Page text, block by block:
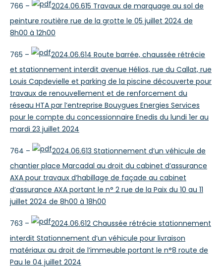
766 –
2024.06.615 Travaux de marquage au sol de
peinture routière rue de la grotte le 05 juillet 2024 de
8h00 à 12h00
765 –
2024.06.614 Route barrée, chaussée rétrécie
et stationnement interdit avenue Hélios, rue du Callat, rue
Louis Capdevielle et parking de la piscine découverte pour
travaux de renouvellement et de renforcement du
réseau HTA par l’entreprise Bouygues Energies Services
pour le compte du concessionnaire Enedis du lundi 1er au
mardi 23 juillet 2024
764 –
2024.06.613 Stationnement d’un véhicule de
chantier place Marcadal au droit du cabinet d’assurance
AXA pour travaux d’habillage de façade au cabinet
d’assurance AXA portant le n° 2 rue de la Paix du 10 au 11
juillet 2024 de 8h00 à 18h00
763 –
2024.06.612 Chaussée rétrécie stationnement
interdit Stationnement d’un véhicule pour livraison
matériaux au droit de l’immeuble portant le n°8 route de
Pau le 04 juillet 2024